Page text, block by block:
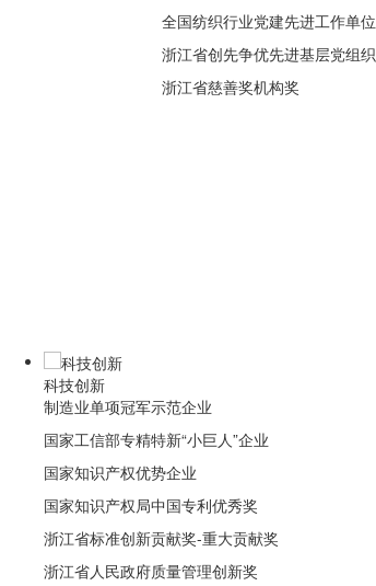
全国纺织行业党建先进工作单位
浙江省创先争优先进基层党组织
浙江省慈善奖机构奖
科技创新
制造业单项冠军示范企业
国家工信部专精特新“小巨人”企业
国家知识产权优势企业
国家知识产权局中国专利优秀奖
浙江省标准创新贡献奖-重大贡献奖
浙江省人民政府质量管理创新奖